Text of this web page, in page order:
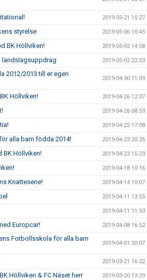
2019-05-21 15:27
styrelse 2019-05-06 10:45
BK Höllviken! 2019-05-03 14:08
landslagsuppdrag 2019-05-02 22:53
2012/2013 till er egen
2019-04-30 11:09
Höllviken! 2019-04-26 12:37
2019-04-26 08:59
2019-04-25 17:08
alla barn födda 2014! 2019-04-23 20:35
BK Höllviken! 2019-04-23 15:23
2019-04-18 10:16
Knatteserie! 2019-04-14 10:07
2019-04-11 13:55
2019-04-11 11:53
Europcar! 2019-04-08 16:52
Fotbollsskola för alla barn
2019-04-01 20:07
2019-03-21 16:22
Höllviken & FC Näset herr 2019-03-20 13:29